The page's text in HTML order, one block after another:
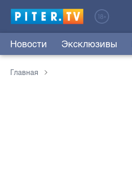
Новости Эксклюзивы
Главная